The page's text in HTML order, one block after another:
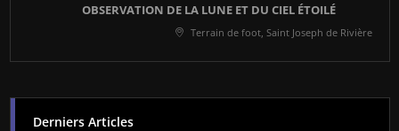
OBSERVATION DE LA LUNE ET DU CIEL ÉTOILÉ
Terrain de foot, Saint Joseph de Rivière
Derniers Articles